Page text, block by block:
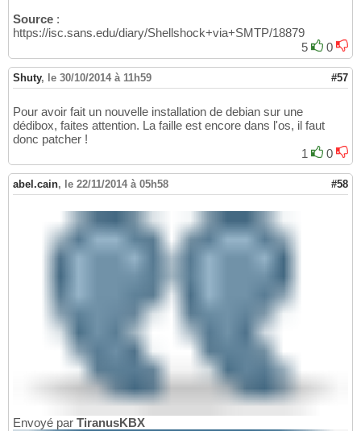
Source :
https://isc.sans.edu/diary/Shellshock+via+SMTP/18879
5
0
Shuty, le 30/10/2014 à 11h59 #57
Pour avoir fait un nouvelle installation de debian sur une
dédibox, faites attention. La faille est encore dans l'os, il faut
donc patcher !
1
0
abel.cain, le 22/11/2014 à 05h58 #58
Envoyé par TiranusKBX